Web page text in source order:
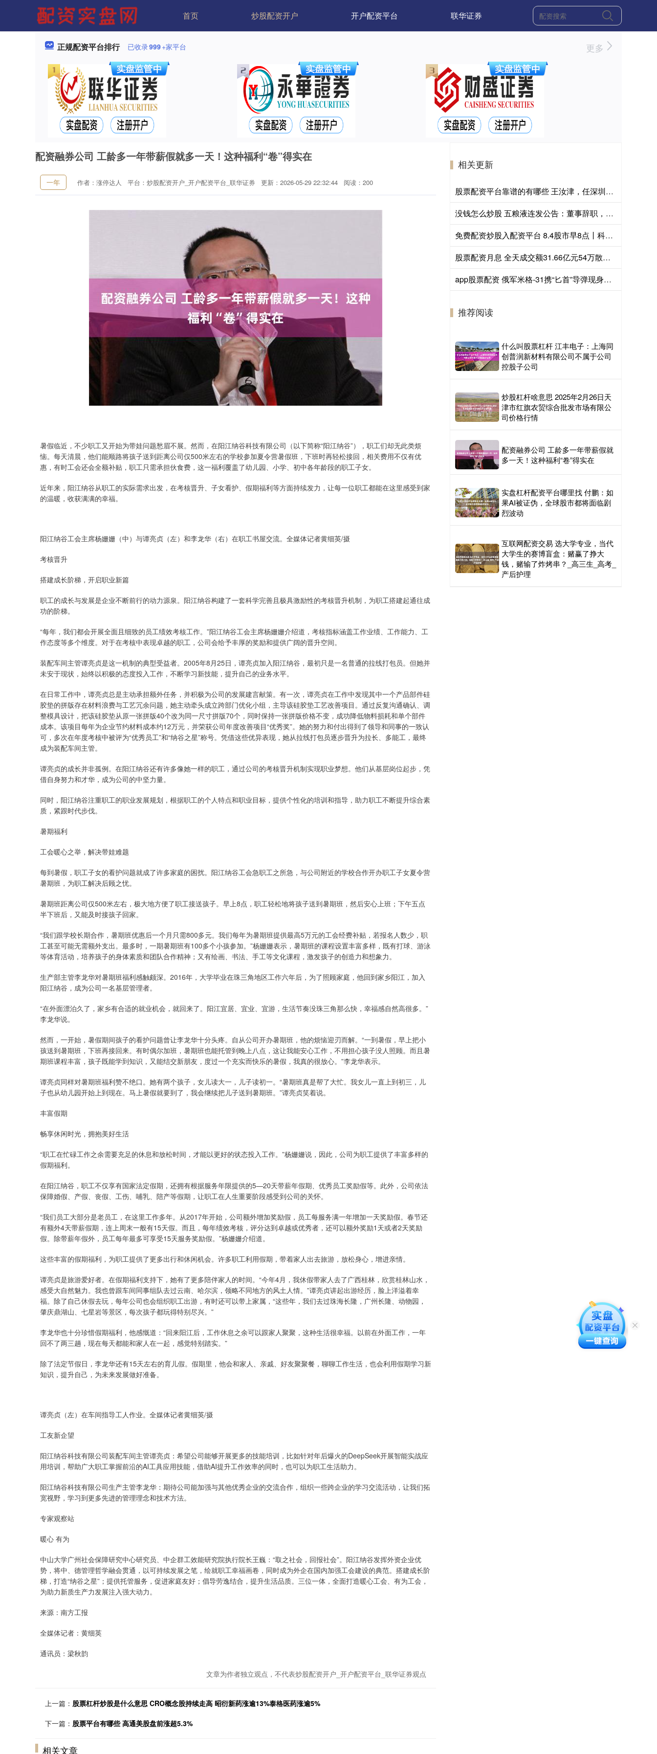
首页 炒股配资开户 开户配资平台 联华证券
正规配资平台排行 已收录999+家平台 更多
配资融券公司 工龄多一年带薪假就多一天！这种福利“卷”得实在
一年 作者：涨停达人 平台：炒股配资开户_开户配资平台_联华证券 更新：2026-05-29 22:32:44 阅读：200
暑假临近，不少职工又开始为带娃问题愁眉不展。然而，在阳江纳谷科技有限公司（以下简称“阳江纳谷”），职工们却无此类烦
恼。每天清晨，他们能顺路将孩子送到距离公司仅500米左右的学校参加夏令营暑假班，下班时再轻松接回，相关费用不仅有优
惠，有时工会还会全额补贴，职工只需承担伙食费，这一福利覆盖了幼儿园、小学、初中各年龄段的职工子女。
近年来，阳江纳谷从职工的实际需求出发，在考核晋升、子女看护、假期福利等方面持续发力，让每一位职工都能在这里感受到家
的温暖，收获满满的幸福。
阳江纳谷工会主席杨姗姗（中）与谭亮贞（左）和李龙华（右）在职工书屋交流。全媒体记者黄细英/摄
考核晋升
搭建成长阶梯，开启职业新篇
职工的成长与发展是企业不断前行的动力源泉。阳江纳谷构建了一套科学完善且极具激励性的考核晋升机制，为职工搭建起通往成
功的阶梯。
“每年，我们都会开展全面且细致的员工绩效考核工作。”阳江纳谷工会主席杨姗姗介绍道，考核指标涵盖工作业绩、工作能力、工
作态度等多个维度。对于在考核中表现卓越的职工，公司会给予丰厚的奖励和提供广阔的晋升空间。
装配车间主管谭亮贞是这一机制的典型受益者。2005年8月25日，谭亮贞加入阳江纳谷，最初只是一名普通的拉线打包员。但她并
未安于现状，始终以积极的态度投入工作，不断学习新技能，提升自己的业务水平。
在日常工作中，谭亮贞总是主动承担额外任务，并积极为公司的发展建言献策。有一次，谭亮贞在工作中发现其中一个产品部件硅
胶垫的拼版存在材料浪费与工艺冗余问题，她主动牵头成立跨部门优化小组，主导该硅胶垫工艺改善项目。通过反复沟通确认、调
整模具设计，把该硅胶垫从原一张拼版40个改为同一尺寸拼版70个，同时保持一张拼版价格不变，成功降低物料损耗和单个部件
成本。该项目每年为企业节约材料成本约12万元，并荣获公司年度改善项目“优秀奖”。她的努力和付出得到了领导和同事的一致认
可，多次在年度考核中被评为“优秀员工”和“纳谷之星”称号。凭借这些优异表现，她从拉线打包员逐步晋升为拉长、多能工，最终
成为装配车间主管。
谭亮贞的成长并非孤例。在阳江纳谷还有许多像她一样的职工，通过公司的考核晋升机制实现职业梦想。他们从基层岗位起步，凭
借自身努力和才华，成为公司的中坚力量。
同时，阳江纳谷注重职工的职业发展规划，根据职工的个人特点和职业目标，提供个性化的培训和指导，助力职工不断提升综合素
质，紧跟时代步伐。
暑期福利
工会暖心之举，解决带娃难题
每到暑假，职工子女的看护问题就成了许多家庭的困扰。阳江纳谷工会急职工之所急，与公司附近的学校合作开办职工子女夏令营
暑期班，为职工解决后顾之忧。
暑期班距离公司仅500米左右，极大地方便了职工接送孩子。早上8点，职工轻松地将孩子送到暑期班，然后安心上班；下午五点
半下班后，又能及时接孩子回家。
“我们跟学校长期合作，暑期班优惠后一个月只需800多元。我们每年为暑期班提供最高5万元的工会经费补贴，若报名人数少，职
工甚至可能无需额外支出。最多时，一期暑期班有100多个小孩参加。”杨姗姗表示，暑期班的课程设置丰富多样，既有打球、游泳
等体育活动，培养孩子的身体素质和团队合作精神；又有绘画、书法、手工等文化课程，激发孩子的创造力和想象力。
生产部主管李龙华对暑期班福利感触颇深。2016年，大学毕业在珠三角地区工作六年后，为了照顾家庭，他回到家乡阳江，加入
阳江纳谷，成为公司一名基层管理者。
“在外面漂泊久了，家乡有合适的就业机会，就回来了。阳江宜居、宜业、宜游，生活节奏没珠三角那么快，幸福感自然高很多。”
李龙华说。
然而，一开始，暑假期间孩子的看护问题曾让李龙华十分头疼。自从公司开办暑期班，他的烦恼迎刃而解。“一到暑假，早上把小
孩送到暑期班，下班再接回来。有时偶尔加班，暑期班也能托管到晚上八点，这让我能安心工作，不用担心孩子没人照顾。而且暑
期班课程丰富，孩子既能学到知识，又能结交新朋友，度过一个充实而快乐的暑假，我真的很放心。”李龙华表示。
谭亮贞同样对暑期班福利赞不绝口。她有两个孩子，女儿读大一，儿子读初一。“暑期班真是帮了大忙。我女儿一直上到初三，儿
子也从幼儿园开始上到现在。马上暑假就要到了，我会继续把儿子送到暑期班。”谭亮贞笑着说。
丰富假期
畅享休闲时光，拥抱美好生活
“职工在忙碌工作之余需要充足的休息和放松时间，才能以更好的状态投入工作。”杨姗姗说，因此，公司为职工提供了丰富多样的
假期福利。
在阳江纳谷，职工不仅享有国家法定假期，还拥有根据服务年限提供的5—20天带薪年假期、优秀员工奖励假等。此外，公司依法
保障婚假、产假、丧假、工伤、哺乳、陪产等假期，让职工在人生重要阶段感受到公司的关怀。
“我们员工大部分是老员工，在这里工作多年。从2017年开始，公司额外增加奖励假，员工每服务满一年增加一天奖励假。春节还
有额外4天带薪假期，连上周末一般有15天假。而且，每年绩效考核，评分达到卓越或优秀者，还可以额外奖励1天或者2天奖励
假。除带薪年假外，员工每年最多可享受15天服务奖励假。”杨姗姗介绍道。
这些丰富的假期福利，为职工提供了更多出行和休闲机会。许多职工利用假期，带着家人出去旅游，放松身心，增进亲情。
谭亮贞是旅游爱好者。在假期福利支持下，她有了更多陪伴家人的时间。“今年4月，我休假带家人去了广西桂林，欣赏桂林山水，
感受大自然魅力。我也曾跟车间同事组队去过云南、哈尔滨，领略不同地方的风土人情。”谭亮贞讲起出游经历，脸上洋溢着幸
福。除了自己休假去玩，每年公司也会组织职工出游，有时还可以带上家属，“这些年，我们去过珠海长隆，广州长隆、动物园，
肇庆鼎湖山、七星岩等景区，每次孩子都玩得特别尽兴。”
李龙华也十分珍惜假期福利，他感慨道：“回来阳江后，工作休息之余可以跟家人聚聚，这种生活很幸福。以前在外面工作，一年
回不了两三趟，现在每天都能和家人在一起，感觉特别踏实。”
除了法定节假日，李龙华还有15天左右的育儿假。假期里，他会和家人、亲戚、好友聚聚餐，聊聊工作生活，也会利用假期学习新
知识，提升自己，为未来发展做好准备。
谭亮贞（左）在车间指导工人作业。全媒体记者黄细英/摄
工友新企望
阳江纳谷科技有限公司装配车间主管谭亮贞：希望公司能够开展更多的技能培训，比如针对年后爆火的DeepSeek开展智能实战应
用培训，帮助广大职工掌握前沿的AI工具应用技能，借助AI提升工作效率的同时，也可以为职工生活助力。
阳江纳谷科技有限公司生产主管李龙华：期待公司能加强与其他优秀企业的交流合作，组织一些跨企业的学习交流活动，让我们拓
宽视野，学习到更多先进的管理理念和技术方法。
专家观察站
暖心 有为
中山大学广州社会保障研究中心研究员、中企群工效能研究院执行院长王巍：“取之社会，回报社会”。阳江纳谷发挥外资企业优
势，将中、德管理哲学融会贯通，以可持续发展之笔，绘就职工幸福画卷，同时成为外企在国内加强工会建设的典范。搭建成长阶
梯，打造“纳谷之星”；提供托管服务，促进家庭友好；倡导劳逸结合，提升生活品质。三位一体，全面打造暖心工会、有为工会，
为助力新质生产力发展注入强大动力。
来源：南方工报
全媒体记者：黄细英
通讯员：梁秋韵
文章为作者独立观点，不代表炒股配资开户_开户配资平台_联华证券观点
上一篇： 股票杠杆炒股是什么意思 CRO概念股持续走高 昭衍新药涨逾13%泰格医药涨逾5%
下一篇： 股票平台有哪些 高通美股盘前涨超5.3%
相关文章
相关更新
股票配资平台靠谱的有哪些 王汝津，任深圳一大学党委书记
没钱怎么炒股 五粮液连发公告：董事辞职，董秘换人
免费配资炒股入配资平台 8.4股市早8点丨科技股大概率“二次起跳！
股票配资月息 全天成交额31.66亿元54万散户疯狂涌入，中国西电的“特高压盛宴”才刚刚开始？
app股票配资 俄军米格-31携“匕首”导弹现身日本海，高市早苗彻底慌了，日本真防不住？
推荐阅读
什么叫股票杠杆 江丰电子：上海同
创普润新材料有限公司不属于公司
控股子公司
炒股杠杆啥意思 2025年2月26日天
津市红旗农贸综合批发市场有限公
司价格行情
配资融券公司 工龄多一年带薪假就
多一天！这种福利“卷”得实在
实盘杠杆配资平台哪里找 付鹏：如
果AI被证伪，全球股市都将面临剧
烈波动
互联网配资交易 选大学专业，当代
大学生的赛博盲盒：赌赢了挣大
钱，赌输了炸烤串？_高三生_高考_
产后护理